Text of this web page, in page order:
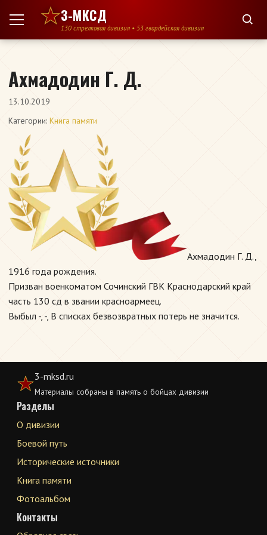
Перейти к содержимому
3-МКСД
130 стрелковая дивизия • 53 гвардейская дивизия
Ахмадодин Г. Д.
13.10.2019
Категории: Книга памяти
Ахмадодин Г. Д.,
1916 года рождения.
Призван военкоматом Сочинский ГВК Краснодарский край
часть 130 сд в звании красноармеец.
Выбыл -, -, В списках безвозвратных потерь не значится.
3-mksd.ru
Материалы собраны в память о бойцах дивизии
Разделы
О дивизии
Боевой путь
Исторические источники
Книга памяти
Фотоальбом
Контакты